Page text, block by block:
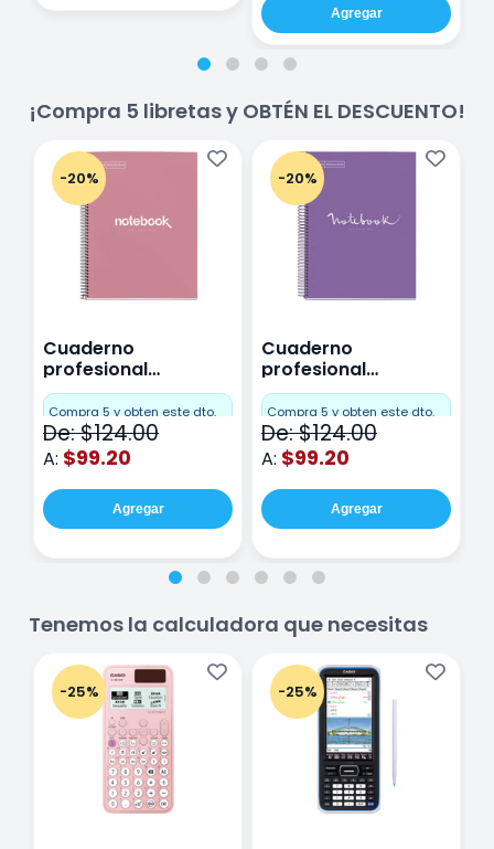
Agregar
¡Compra 5 libretas y OBTÉN EL DESCUENTO!
-20%
Cuaderno
profesional
Miquelrius Emotions
Cuadro Chico 80
hojas Rosa
Compra 5 y obten este dto.
De: $124.00
A: $99.20
Agregar
-20%
Cuaderno
profesional
Miquelrius Emotions
raya 80 hojas
Purpura
Compra 5 y obten este dto.
De: $124.00
A: $99.20
Agregar
Tenemos la calculadora que necesitas
-25% -25%